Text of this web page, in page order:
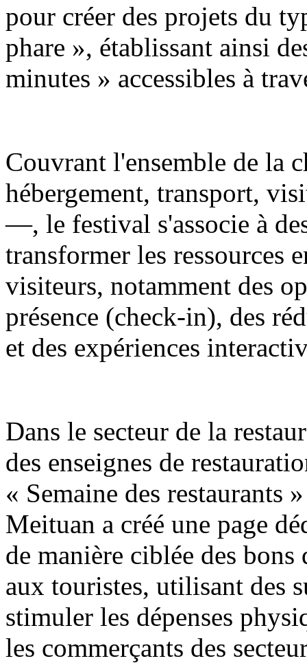
pour créer des projets du
phare », établissant ainsi
minutes » accessibles à
Couvrant l'ensemble de la
hébergement, transport,
—, le festival s'associe à
transformer les ressources
visiteurs, notamment des
présence (check-in), des
et des expériences
Dans le secteur de la
des enseignes de
« Semaine des restaurants
Meituan a créé une page
de manière ciblée des
aux touristes, utilisant des
stimuler les dépenses
les commerçants des